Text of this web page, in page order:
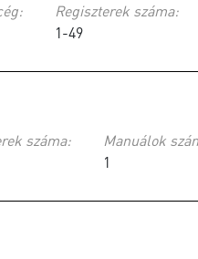
Regiszterek száma:
1-49
száma:
Manuálok
1